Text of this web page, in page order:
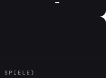
SPIELE)